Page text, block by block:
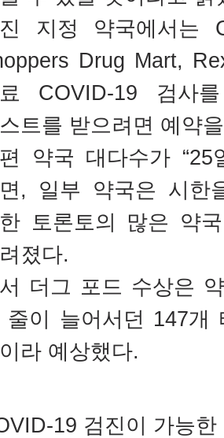
지정 약국에서는
Drug Mart,
COVID-19 검사
트를 받으려면 예약
약국 대다수가 “25
, 일부 약국은 시한
토론토의 많은 약
졌다.
더그 포드 수상은
줄이 늘어서던 147개
라 예상했다.
19 검진이 가능